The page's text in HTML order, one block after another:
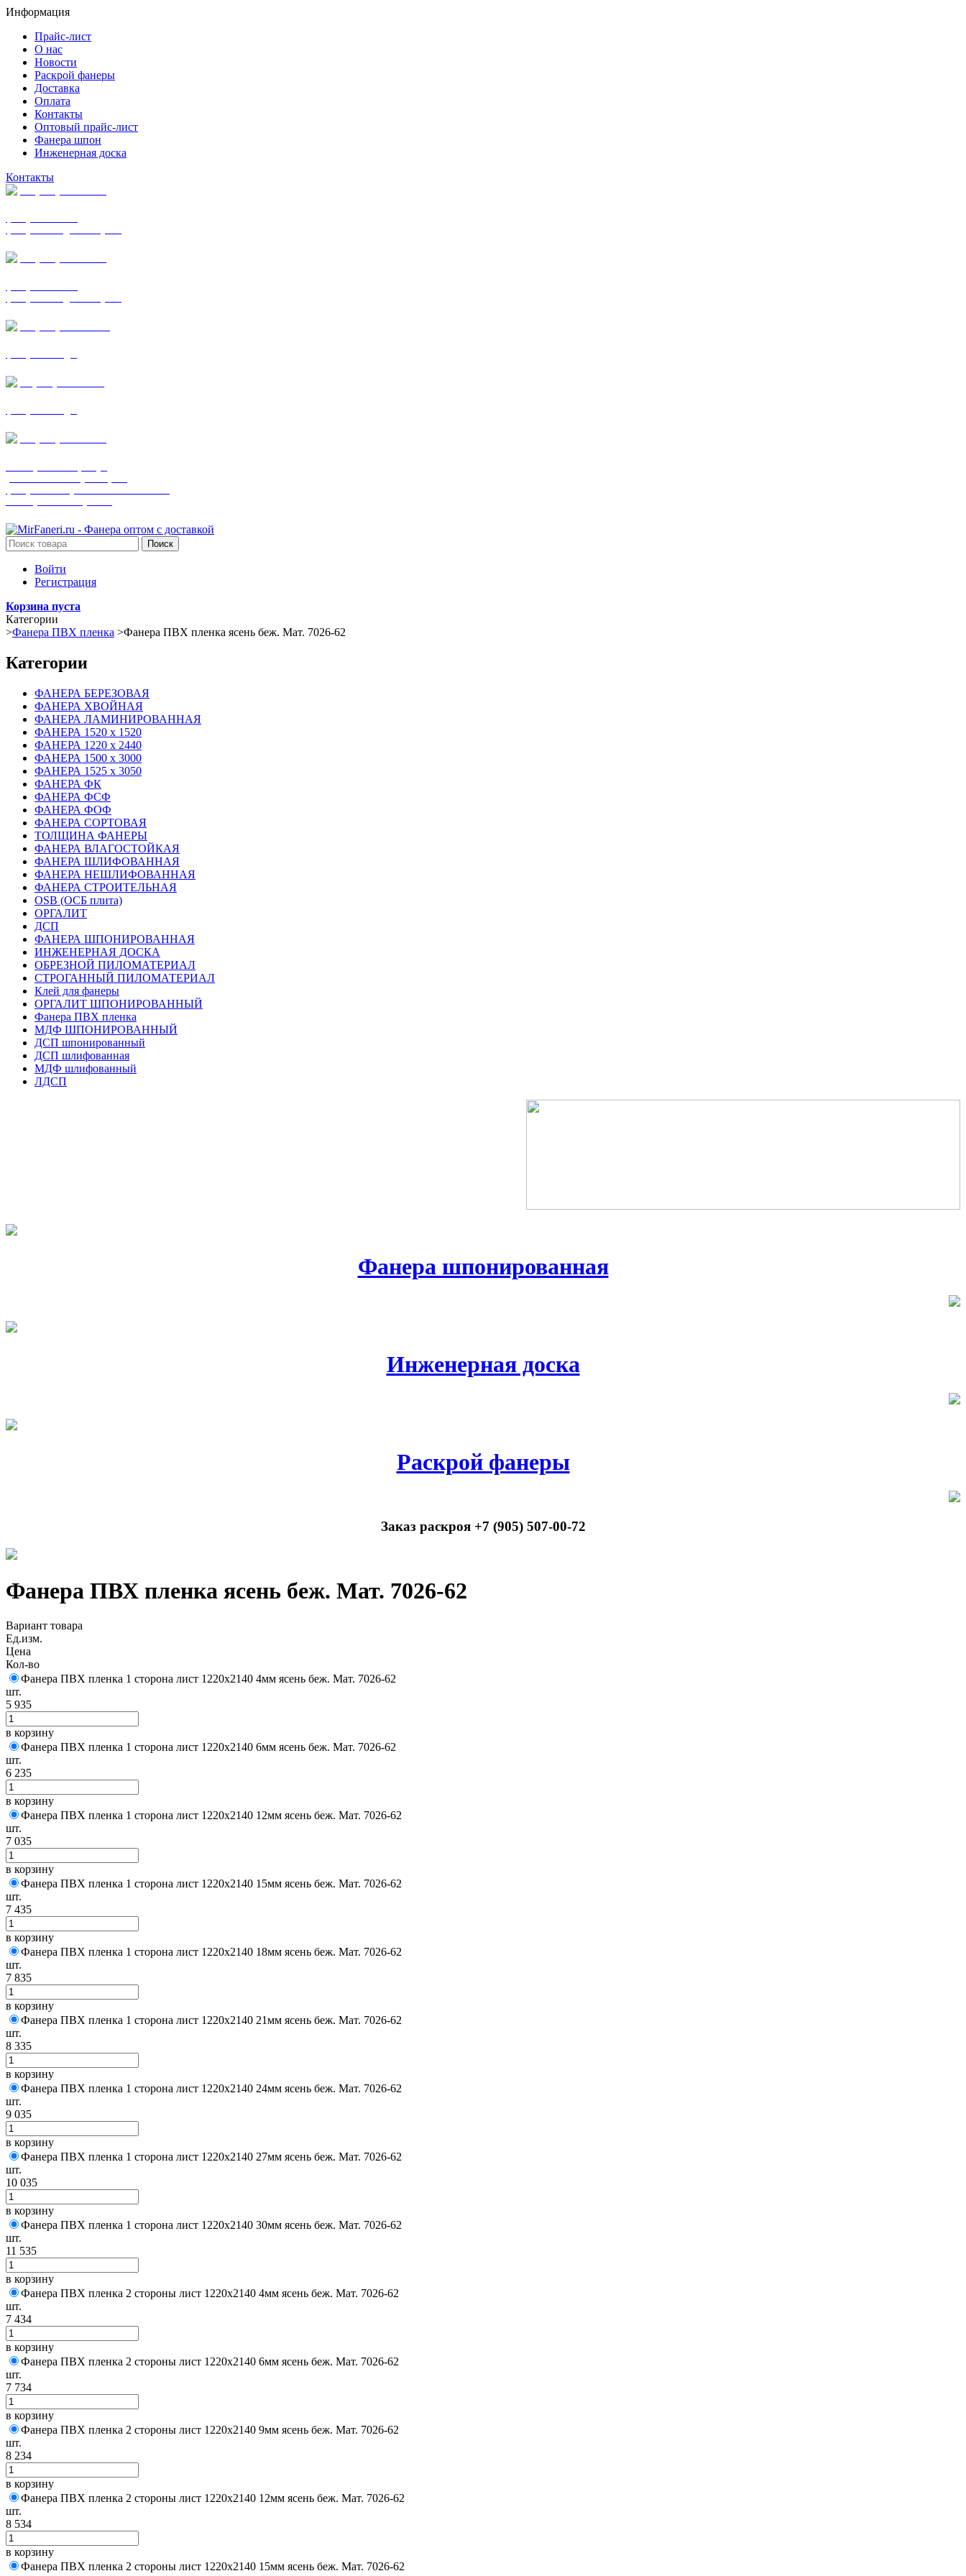
Информация
Прайс-лист
О нас
Новости
Раскрой фанеры
Доставка
Оплата
Контакты
Оптовый прайс-лист
Фанера шпон
Инженерная доска
Контакты
Поиск
Войти
Регистрация
Корзина пуста
Категории
>Фанера ПВХ пленка >Фанера ПВХ пленка ясень беж. Мат. 7026-62
Категории
ФАНЕРА БЕРЕЗОВАЯ
ФАНЕРА ХВОЙНАЯ
ФАНЕРА ЛАМИНИРОВАННАЯ
ФАНЕРА 1520 х 1520
ФАНЕРА 1220 х 2440
ФАНЕРА 1500 х 3000
ФАНЕРА 1525 х 3050
ФАНЕРА ФК
ФАНЕРА ФСФ
ФАНЕРА ФОФ
ФАНЕРА СОРТОВАЯ
ТОЛЩИНА ФАНЕРЫ
ФАНЕРА ВЛАГОСТОЙКАЯ
ФАНЕРА ШЛИФОВАННАЯ
ФАНЕРА НЕШЛИФОВАННАЯ
ФАНЕРА СТРОИТЕЛЬНАЯ
OSB (ОСБ плита)
ОРГАЛИТ
ДСП
ФАНЕРА ШПОНИРОВАННАЯ
ИНЖЕНЕРНАЯ ДОСКА
ОБРЕЗНОЙ ПИЛОМАТЕРИАЛ
СТРОГАННЫЙ ПИЛОМАТЕРИАЛ
Клей для фанеры
ОРГАЛИТ ШПОНИРОВАННЫЙ
Фанера ПВХ пленка
МДФ ШПОНИРОВАННЫЙ
ДСП шпонированный
ДСП шлифованная
МДФ шлифованный
ЛДСП
Фанера шпонированная
Инженерная доска
Раскрой фанеры
Заказ раскроя +7 (905) 507-00-72
Фанера ПВХ пленка ясень беж. Мат. 7026-62
Вариант товара
Ед.изм.
Цена
Кол-во
Фанера ПВХ пленка 1 сторона лист 1220х2140 4мм ясень беж. Мат. 7026-62
шт.
5 935
в корзину
Фанера ПВХ пленка 1 сторона лист 1220х2140 6мм ясень беж. Мат. 7026-62
шт.
6 235
в корзину
Фанера ПВХ пленка 1 сторона лист 1220х2140 12мм ясень беж. Мат. 7026-62
шт.
7 035
в корзину
Фанера ПВХ пленка 1 сторона лист 1220х2140 15мм ясень беж. Мат. 7026-62
шт.
7 435
в корзину
Фанера ПВХ пленка 1 сторона лист 1220х2140 18мм ясень беж. Мат. 7026-62
шт.
7 835
в корзину
Фанера ПВХ пленка 1 сторона лист 1220х2140 21мм ясень беж. Мат. 7026-62
шт.
8 335
в корзину
Фанера ПВХ пленка 1 сторона лист 1220х2140 24мм ясень беж. Мат. 7026-62
шт.
9 035
в корзину
Фанера ПВХ пленка 1 сторона лист 1220х2140 27мм ясень беж. Мат. 7026-62
шт.
10 035
в корзину
Фанера ПВХ пленка 1 сторона лист 1220х2140 30мм ясень беж. Мат. 7026-62
шт.
11 535
в корзину
Фанера ПВХ пленка 2 стороны лист 1220х2140 4мм ясень беж. Мат. 7026-62
шт.
7 434
в корзину
Фанера ПВХ пленка 2 стороны лист 1220х2140 6мм ясень беж. Мат. 7026-62
шт.
7 734
в корзину
Фанера ПВХ пленка 2 стороны лист 1220х2140 9мм ясень беж. Мат. 7026-62
шт.
8 234
в корзину
Фанера ПВХ пленка 2 стороны лист 1220х2140 12мм ясень беж. Мат. 7026-62
шт.
8 534
в корзину
Фанера ПВХ пленка 2 стороны лист 1220х2140 15мм ясень беж. Мат. 7026-62